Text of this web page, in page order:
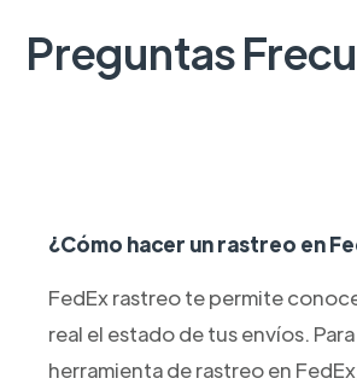
Preguntas
¿Cómo hacer un rastreo en
FedEx rastreo te permite
real el estado de tus envíos.
herramienta de rastreo en